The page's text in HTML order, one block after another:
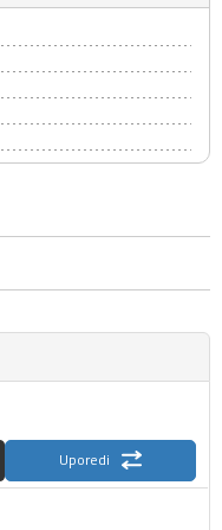
Uporedi